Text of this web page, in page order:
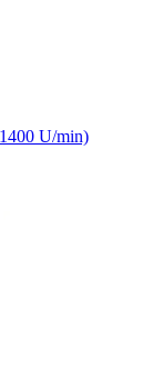
U/min)